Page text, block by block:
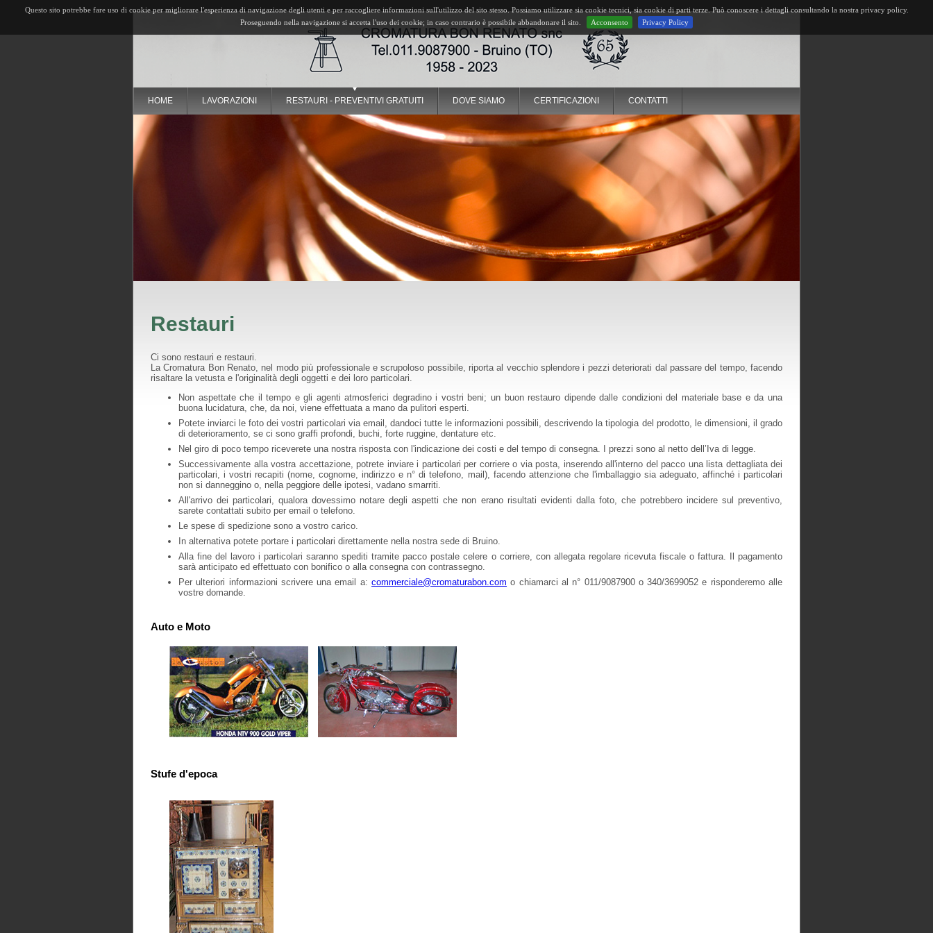
Questo sito potrebbe fare uso di cookie per migliorare l'esperienza di navigazione degli utenti e per raccogliere informazioni sull'utilizzo del sito stesso. Possiamo utilizzare sia cookie tecnici, sia cookie di parti terze. Può conoscere i dettagli consultando la nostra privacy policy.
Proseguendo nella navigazione si accetta l'uso dei cookie; in caso contrario è possibile abbandonare il sito.
Acconsento Privacy Policy
HOME LAVORAZIONI RESTAURI - PREVENTIVI GRATUITI DOVE SIAMO CERTIFICAZIONI CONTATTI
Restauri
Ci sono restauri e restauri.
La Cromatura Bon Renato, nel modo più professionale e scrupoloso possibile, riporta al vecchio splendore i pezzi deteriorati dal passare del tempo, facendo
risaltare la vetusta e l'originalità degli oggetti e dei loro particolari.
Non aspettate che il tempo e gli agenti atmosferici degradino i vostri beni; un buon restauro dipende dalle condizioni del materiale base e da una
buona lucidatura, che, da noi, viene effettuata a mano da pulitori esperti.
Potete inviarci le foto dei vostri particolari via email, dandoci tutte le informazioni possibili, descrivendo la tipologia del prodotto, le dimensioni, il grado
di deterioramento, se ci sono graffi profondi, buchi, forte ruggine, dentature etc.
Nel giro di poco tempo riceverete una nostra risposta con l'indicazione dei costi e del tempo di consegna. I prezzi sono al netto dell’Iva di legge.
Successivamente alla vostra accettazione, potrete inviare i particolari per corriere o via posta, inserendo all'interno del pacco una lista dettagliata dei
particolari, i vostri recapiti (nome, cognome, indirizzo e n° di telefono, mail), facendo attenzione che l'imballaggio sia adeguato, affinché i particolari
non si danneggino o, nella peggiore delle ipotesi, vadano smarriti.
All'arrivo dei particolari, qualora dovessimo notare degli aspetti che non erano risultati evidenti dalla foto, che potrebbero incidere sul preventivo,
sarete contattati subito per email o telefono.
Le spese di spedizione sono a vostro carico.
In alternativa potete portare i particolari direttamente nella nostra sede di Bruino.
Alla fine del lavoro i particolari saranno spediti tramite pacco postale celere o corriere, con allegata regolare ricevuta fiscale o fattura. Il pagamento
sarà anticipato ed effettuato con bonifico o alla consegna con contrassegno.
Per ulteriori informazioni scrivere una email a:commerciale@cromaturabon.com o chiamarci al n° 011/9087900 o 340/3699052 e risponderemo alle
vostre domande.
Auto e Moto
Stufe d'epoca